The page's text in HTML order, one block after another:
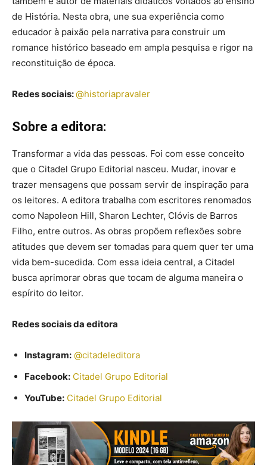
de História. Nesta obra, une sua experiência como
educador à paixão pela narrativa para construir um
romance histórico baseado em ampla pesquisa e rigor na
reconstituição de época.
Redes sociais:@historiapravaler
Sobre a editora:
Transformar a vida das pessoas. Foi com esse conceito
que o Citadel Grupo Editorial nasceu. Mudar, inovar e
trazer mensagens que possam servir de inspiração para
os leitores. A editora trabalha com escritores renomados
como Napoleon Hill, Sharon Lechter, Clóvis de Barros
Filho, entre outros. As obras propõem reflexões sobre
atitudes que devem ser tomadas para quem quer ter uma
vida bem-sucedida. Com essa ideia central, a Citadel
busca aprimorar obras que tocam de alguma maneira o
espírito do leitor.
Redes sociais da editora
Instagram: @citadeleditora
Facebook: Citadel Grupo Editorial
YouTube: Citadel Grupo Editorial